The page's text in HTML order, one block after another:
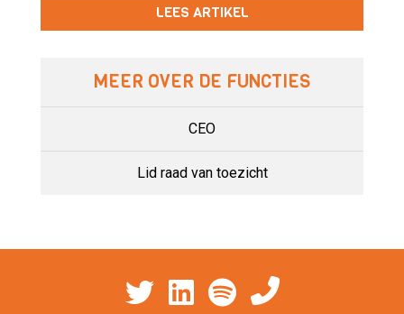
LEES ARTIKEL
MEER OVER DE FUNCTIES
CEO
Lid raad van toezicht